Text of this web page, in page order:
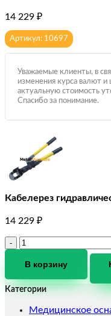
14 229 ₽
Артикул: 10697
Уважаемые клиенты, в
изменения курса валют и
актуальную стоимость
Спасибо за понимание.
Кабелерез
14 229 ₽
Количество
Кабелерез
гидравлический
TOR
50
В корзину
Категории
Медицинское